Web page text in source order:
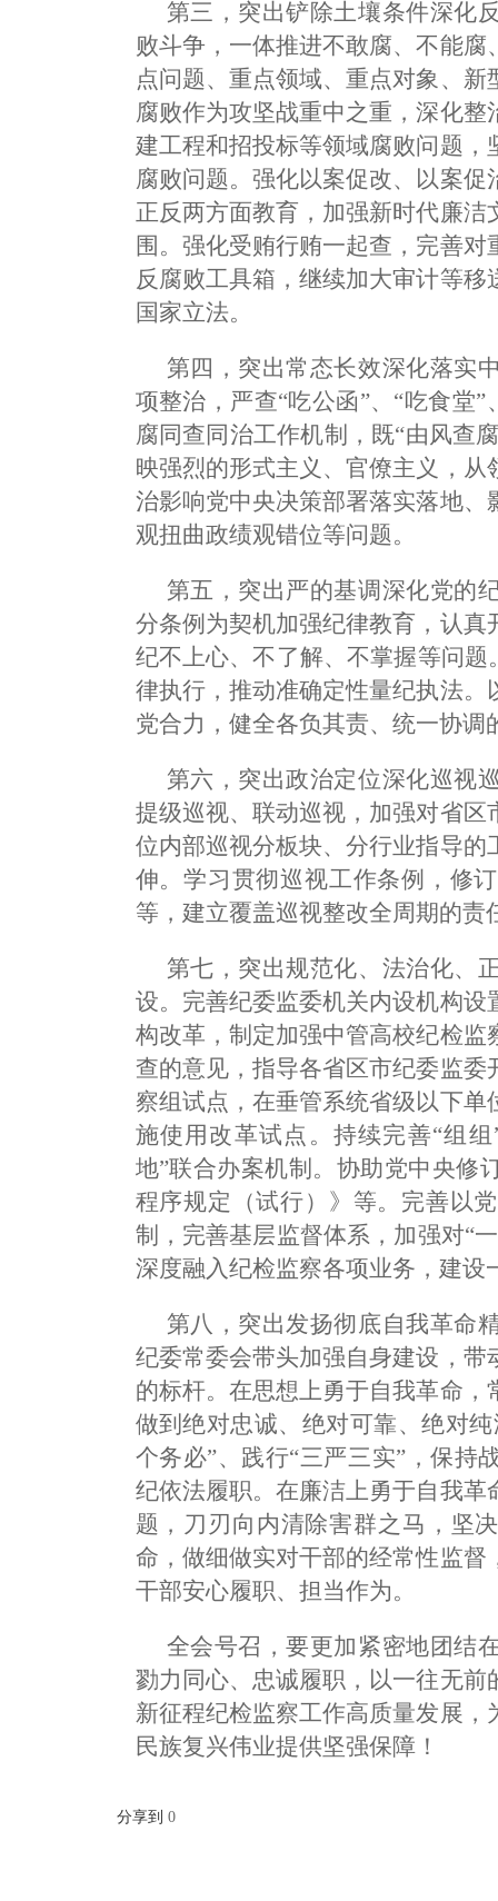
第三，突出铲除土壤条件深化
败斗争，一体推进不敢腐、不能
点问题、重点领域、重点对象、
腐败作为攻坚战重中之重，深化
建工程和招投标等领域腐败问题
腐败问题。强化以案促改、以案
正反两方面教育，加强新时代廉
围。强化受贿行贿一起查，完善
反腐败工具箱，继续加大审计等
国家立法。
第四，突出常态长效深化落实
项整治，严查“吃公函”、“吃食堂
腐同查同治工作机制，既“由风查
映强烈的形式主义、官僚主义，
治影响党中央决策部署落实落地
观扭曲政绩观错位等问题。
第五，突出严的基调深化党的
分条例为契机加强纪律教育，认
纪不上心、不了解、不掌握等问
律执行，推动准确定性量纪执法
党合力，健全各负其责、统一协调
第六，突出政治定位深化巡视
提级巡视、联动巡视，加强对省
位内部巡视分板块、分行业指导
伸。学习贯彻巡视工作条例，修
等，建立覆盖巡视整改全周期的责
第七，突出规范化、法治化、
设。完善纪委监委机关内设机构
构改革，制定加强中管高校纪检
查的意见，指导各省区市纪委监
察组试点，在垂管系统省级以下
施使用改革试点。持续完善“组
地”联合办案机制。协助党中央修
程序规定（试行）》等。完善以
制，完善基层监督体系，加强对“
深度融入纪检监察各项业务，建设
第八，突出发扬彻底自我革命
纪委常委会带头加强自身建设，
的标杆。在思想上勇于自我革命
做到绝对忠诚、绝对可靠、绝对
个务必”、践行“三严三实”，保持
纪依法履职。在廉洁上勇于自我
题，刀刃向内清除害群之马，坚
命，做细做实对干部的经常性监
干部安心履职、担当作为。
全会号召，要更加紧密地团结
勠力同心、忠诚履职，以一往无
新征程纪检监察工作高质量发展
民族复兴伟业提供坚强保障！
分享到 0